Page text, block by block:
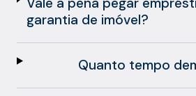
garantia de imóvel?
Quanto tempo